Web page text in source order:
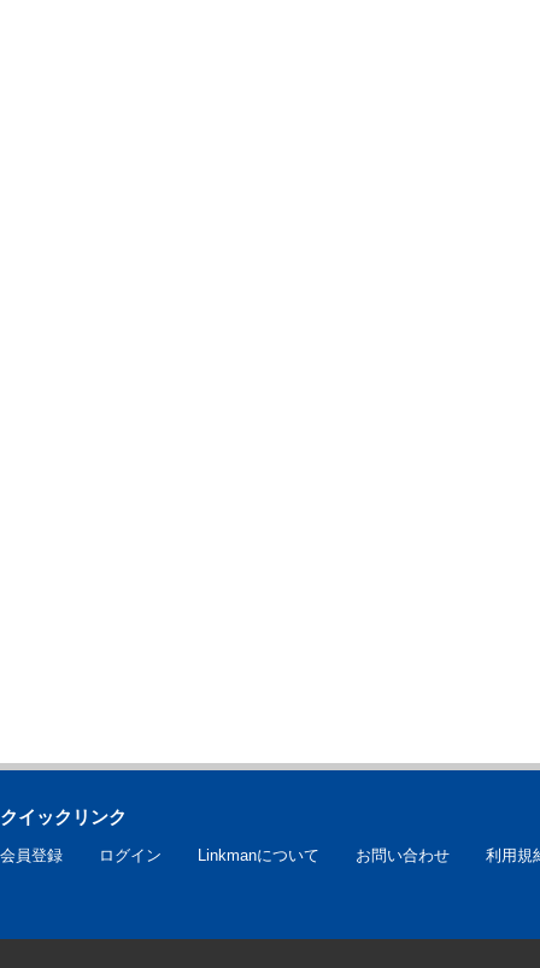
クイックリンク
会員登録 ログイン Linkmanについて お問い合わせ 利用規